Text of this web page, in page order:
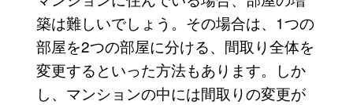
築は難しいでしょう。その場合は、1つの
部屋を2つの部屋に分ける、間取り全体を
変更するといった方法もあります。しか
し、マンションの中には間取りの変更が